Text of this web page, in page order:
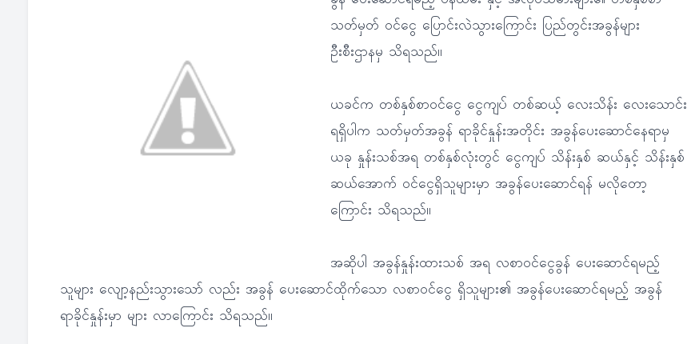
သတ်မှတ် ဝင်ငွေ ပြောင်းလဲသွားကြောင်း ပြည်တွင်းအခွန်များ
ဦးစီးဌာနမှ သိရသည်။
ယခင်က တစ်နှစ်စာဝင်ငွေ ငွေကျပ် တစ်ဆယ့် လေးသိန်း လေးသောင်း
ရရှိပါက သတ်မှတ်အခွန် ရာခိုင်နှုန်းအတိုင်း အခွန်ပေးဆောင်နေရာမှ
ယခု နှုန်းသစ်အရ တစ်နှစ်လုံးတွင် ငွေကျပ် သိန်းနှစ် ဆယ်နှင့် သိန်းနှစ်
ဆယ်အောက် ဝင်ငွေရှိသူများမှာ အခွန်ပေးဆောင်ရန် မလိုတော့
ကြောင်း သိရသည်။
အဆိုပါ အခွန်နှုန်းထားသစ် အရ လစာဝင်ငွေခွန် ပေးဆောင်ရမည့်
သူများ လျော့နည်းသွားသော် လည်း အခွန် ပေးဆောင်ထိုက်သော လစာဝင်ငွေ ရှိသူများ၏ အခွန်ပေးဆောင်ရမည့် အခွန်
ရာခိုင်နှုန်းမှာ များ လာကြောင်း သိရသည်။